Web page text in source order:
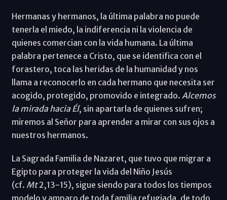
Hermanas y hermanos, la última palabra no puede
tenerla el miedo, la indiferencia ni la violencia de
quienes comercian con la vida humana. La última
palabra pertenece a Cristo, que se identifica con el
forastero, toca las heridas de la humanidad y nos
llama a reconocerlo en cada hermano que necesita ser
acogido, protegido, promovido e integrado. Alcemos
la mirada hacia Él, sin apartarla de quienes sufren;
miremos al Señor para aprender a mirar con sus ojos a
nuestros hermanos.
La Sagrada Familia de Nazaret, que tuvo que migrar a
Egipto para proteger la vida del Niño Jesús
(cf. Mt2,13-15), sigue siendo para todos los tiempos
modelo y amparo de toda familia refugiada, de todo